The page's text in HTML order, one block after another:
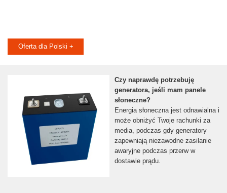
Oferta dla Polski +
Czy naprawdę potrzebuję
generatora, jeśli mam panele
słoneczne?
Energia słoneczna jest odnawialna i
może obniżyć Twoje rachunki za
media, podczas gdy generatory
zapewniają niezawodne zasilanie
awaryjne podczas przerw w
dostawie prądu.